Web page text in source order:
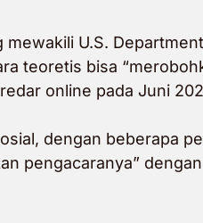
U.S.
teoretis bisa
online pada Juni
, dengan beberapa
pengacaranya”